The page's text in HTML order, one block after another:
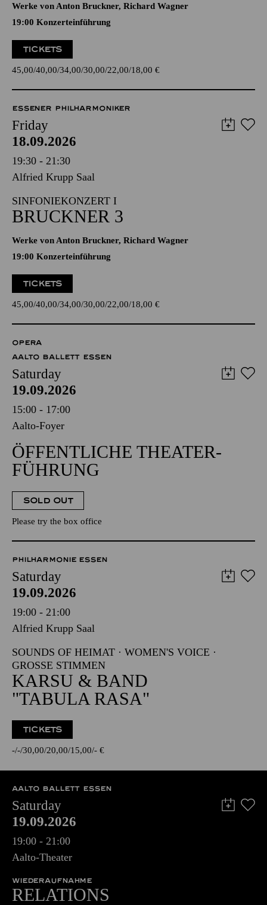
Werke von Anton Bruckner, Richard Wagner
19:00 Konzerteinführung
TICKETS
45,00 40,00 34,00 30,00 22,00 18,00 €
ESSENER PHILHARMONIKER
Friday
18.09.2026
19:30 - 21:30
Alfried Krupp Saal
SINFONIEKONZERT I
BRUCKNER 3
Werke von Anton Bruckner, Richard Wagner
19:00 Konzerteinführung
TICKETS
45,00 40,00 34,00 30,00 22,00 18,00 €
OPERA
AALTO BALLETT ESSEN
Saturday
19.09.2026
15:00 - 17:00
Aalto-Foyer
ÖFFENTLICHE THEATER­
FÜHRUNG
SOLD OUT
Please try the box office
PHILHARMONIE ESSEN
Saturday
19.09.2026
19:00 - 21:00
Alfried Krupp Saal
SOUNDS OF HEIMAT · WOMEN'S VOICE ·
GROSSE STIMMEN
KARSU & BAND
"TABULA RASA"
TICKETS
- - 30,00 20,00 15,00 - €
AALTO BALLETT ESSEN
Saturday
19.09.2026
19:00 - 21:00
Aalto-Theater
WIEDERAUFNAHME
RELATIONS